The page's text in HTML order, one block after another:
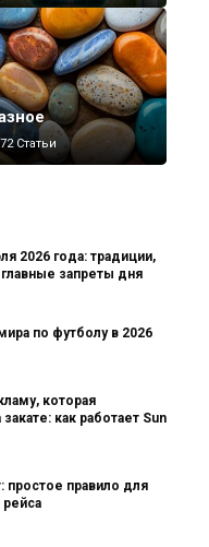
Статьи
2026 года: традиции,
запреты дня
по футболу в 2026
которая
как работает Sun
простое правило для
рейса